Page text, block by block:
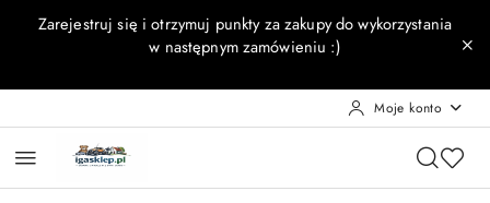
Przejdź do treści głównej
Przejdź do wyszukiwarki
Przejdź do moje konto
Przejdź do menu głównego
Przejdź do opisu produktu
Przejdź do stopki
Zarejestruj się i otrzymuj punkty za zakupy do wykorzystania
w następnym zamówieniu :)
Moje konto